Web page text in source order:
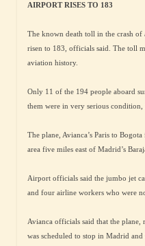
AIRPORT RISES TO 183
The known death toll in the crash of
risen to 183, officials said. The toll
aviation history.
Only 11 of the 194 people aboard
them were in very serious condition,
The plane, Avianca’s Paris to
area five miles east of Madrid’s
Airport officials said the jumbo jet
and four airline workers who were
Avianca officials said that the plane,
was scheduled to stop in Madrid